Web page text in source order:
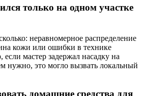
только на одном участке
неравномерное распределение
кожи или ошибки в технике
мастер задержал насадку на
нужно, это могло вызвать локальный